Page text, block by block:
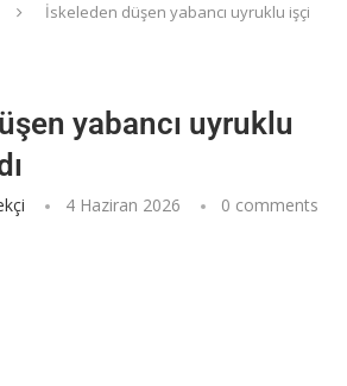
İskeleden düşen yabancı uyruklu işçi
yabancı uyruklu
4 Haziran 2026 0 comments